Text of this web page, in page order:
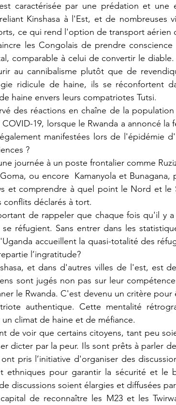
caractérisée par une prédation et une
Kinshasa à l'Est, et de nombreuses
ce qui rend l'option de transport aérien
les Congolais de prendre
comparable à celui de convertir le
au cannibalisme plutôt que de
ridicule de haine, ils se réconfortent
haine envers leurs compatriotes Tutsi.
des réactions en chaîne de la
19, lorsque le Rwanda a annoncé la
manifestées lors de l'épidémie
?
journée à un poste frontalier comme
ou encore  Kamanyola et Bunagana,
et comprendre à quel point le Nord et le
conflits déclarés à tort.
de rappeler que chaque fois qu'il y
réfugient. Sans entrer dans les
accueillent la quasi-totalité des
l’ingratitude?
et dans d'autres villes de l'est, est
sont jugés non pas sur leur
le Rwanda. C'est devenu un critère
authentique. Cette mentalité
climat de haine et de méfiance.
de voir que certains citoyens, tant peu
dicter par la peur. Ils sont prêts à parler
pris l’initiative d'organiser des
ethniques pour garantir la sécurité et le
discussions soient élargies et diffusées
de reconnaître les M23 et les